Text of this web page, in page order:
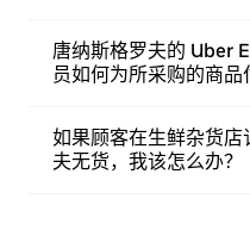
唐纳斯格罗夫的 Uber
员如何为所采购的商品
如果顾客在生鲜杂货
夫无货，我该怎么办？